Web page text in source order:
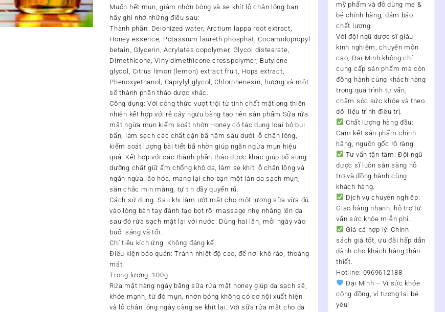
Muốn hết mụn, giảm nhờn bóng và se khít lỗ chân lông bạn
hãy ghi nhớ những điều sau:
Thành phần: Deionized water, Arctium lappa root extract,
Honey essence, Potassium laureth phosphat, Cocamidopropyl
betain, Glycerin, Acrylates copolymer, Glycol distearate,
Dimethicone, Vinyldimethicone crosspolymer, Butylene
glycol, Citrus limon (lemon) extract fruit, Hops extract,
Phenoxyethanol, Caprylyl glycol, Chlorphenesin, hương và một
số thành phần thảo dược khác.
Công dụng: Với công thức vượt trội từ tinh chất mật ong thiên
nhiên kết hợp với rễ cây ngưu bàng tạo nên sản phẩm Sữa rửa
mặt ngừa mụn kiểm soát nhờn Honey có tác dụng loại bỏ bụi
bẩn, làm sạch các chất cặn bã nằm sâu dưới lỗ chân lông,
kiểm soát lượng bài tiết bã nhờn giúp ngăn ngừa mụn hiệu
quả. Kết hợp với các thành phần thảo dược khác giúp bổ sung
dưỡng chất giữ ẩm chống khô da, làm se khít lỗ chân lông và
ngăn ngừa lão hóa, mang lại cho bạn một làn da sạch mụn,
săn chắc mịn màng, tự tin đầy quyến rũ.
Cách sử dụng: Sau khi làm ướt mặt cho một lượng sữa vừa đủ
vào lòng bàn tay đánh tạo bọt rồi massage nhẹ nhàng lên da
sau đó rửa sạch mặt lại với nước. Dùng hai lần, mỗi ngày vào
buổi sáng và tối.
Chỉ tiêu kích ứng: Không đáng kể.
Điều kiện bảo quản: Tránh nhiệt độ cao, để nơi khô ráo, thoáng
mát.
Trọng lượng: 100g
Rửa mặt hàng ngày bằng sữa rửa mặt honey giúp da sạch sẽ,
khỏe mạnh, từ đó mụn, nhờn bóng không có cơ hội xuất hiện
và lỗ chân lông ngày càng se khít lại. Với sữa rửa mặt cho da
mỹ phẩm và đồ dùng mẹ &
bé chính hãng, đảm bảo
chất lượng.
Với đội ngũ dược sĩ giàu
kinh nghiệm, chuyên môn
cao, Đại Minh không chỉ
cung cấp sản phẩm mà còn
đồng hành cùng khách hàng
trong quá trình tư vấn,
chăm sóc sức khỏe và theo
dõi liệu trình điều trị.
Chất lượng hàng đầu:
Cam kết sản phẩm chính
hãng, nguồn gốc rõ ràng.
Tư vấn tận tâm: Đội ngũ
dược sĩ luôn sẵn sàng hỗ
trợ và đồng hành cùng
khách hàng.
Dịch vụ chuyên nghiệp:
Giao hàng nhanh, hỗ trợ tư
vấn sức khỏe miễn phí.
Giá cả hợp lý: Chính
sách giá tốt, ưu đãi hấp dẫn
dành cho khách hàng thân
thiết.
Hotline: 0969612188
Đại Minh – Vì sức khỏe
cộng đồng, vì tương lai bé
yêu!